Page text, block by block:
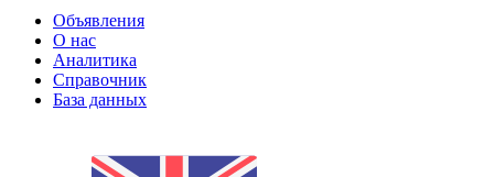
Объявления
О нас
Аналитика
Справочник
База данных